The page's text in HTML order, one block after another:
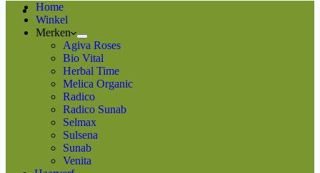
Home
Winkel
Merken
Agiva Roses
Bio Vital
Herbal Time
Melica Organic
Radico
Radico Sunab
Selmax
Sulsena
Sunab
Venita